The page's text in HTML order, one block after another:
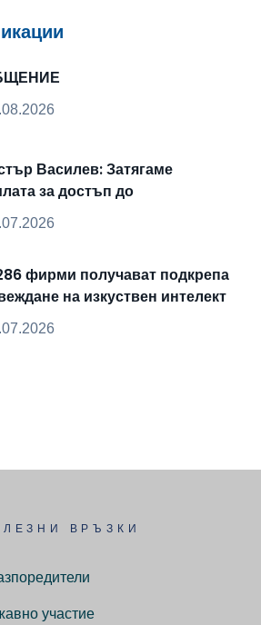
Василев: Затягаме
за достъп до
данни
фирми получават подкрепа
на изкуствен интелект
технологии
ВРЪЗКИ
участие